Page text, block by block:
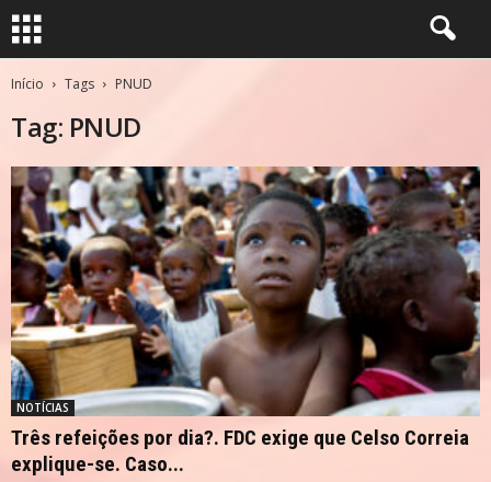
Início Tags PNUD
Tag: PNUD
NOTÍCIAS
Três refeições por dia?. FDC exige que Celso Correia
explique-se. Caso...